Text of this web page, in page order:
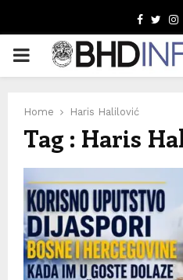
PRIMARY
Home Haris Halilović
Tag : Haris